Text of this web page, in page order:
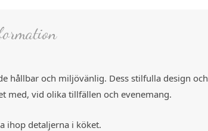
hållbar och miljövänlig. Dess stilfulla design och
med, vid olika tillfällen och evenemang.
ihop detaljerna i köket.